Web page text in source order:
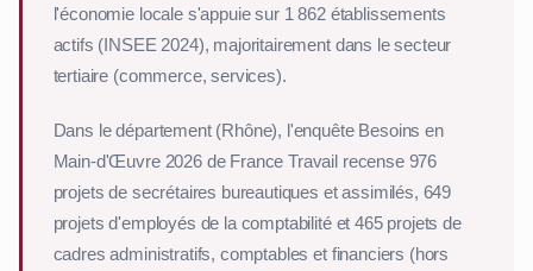
l'économie locale s'appuie sur 1 862 établissements
actifs (INSEE 2024), majoritairement dans le secteur
tertiaire (commerce, services).
Dans le département (Rhône), l'enquête Besoins en
Main-d'Œuvre 2026 de France Travail recense 976
projets de secrétaires bureautiques et assimilés, 649
projets d'employés de la comptabilité et 465 projets de
cadres administratifs, comptables et financiers (hors